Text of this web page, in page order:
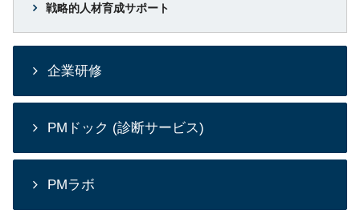
戦略的人材育成サポート
企業研修
PMドック (診断サービス)
PMラボ